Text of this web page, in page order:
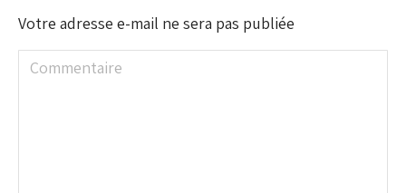
Votre adresse e-mail ne sera pas publiée
Commentaire